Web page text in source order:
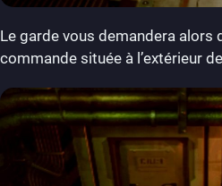
Le garde vous demandera alors
commande située à l’extérieur